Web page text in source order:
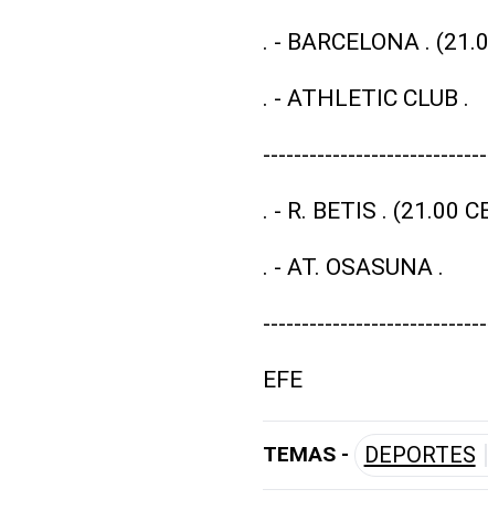
. - BARCELONA .
. - ATHLETIC CLUB .
. - R. BETIS . (21.00
. - AT. OSASUNA .
EFE
TEMAS - DEPORTES